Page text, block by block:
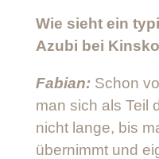
Wie sieht ein
Azubi bei
Fabian: Schon
man sich als Teil
nicht lange, bis
übernimmt und